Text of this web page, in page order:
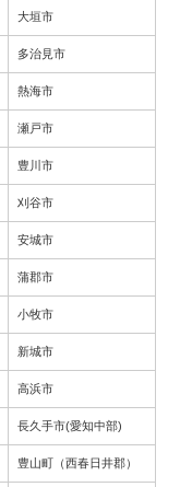
大垣市
多治見市
熱海市
瀬戸市
豊川市
刈谷市
安城市
蒲郡市
小牧市
新城市
高浜市
長久手市(愛知中部)
豊山町（西春日井郡）